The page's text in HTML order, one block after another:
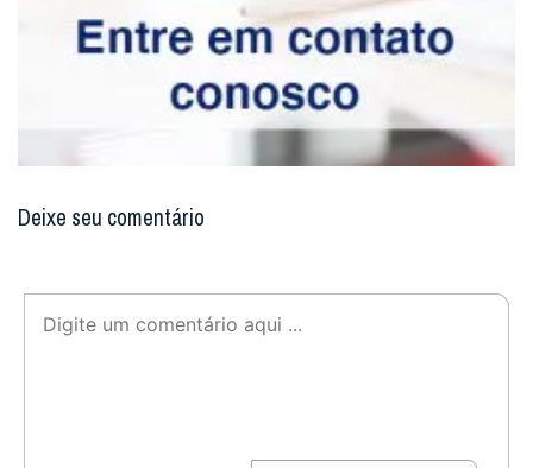
Deixe seu comentário